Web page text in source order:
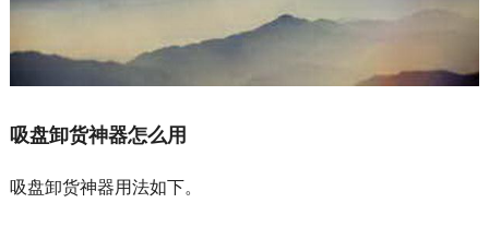
吸盘卸货神器怎么用
吸盘卸货神器用法如下。